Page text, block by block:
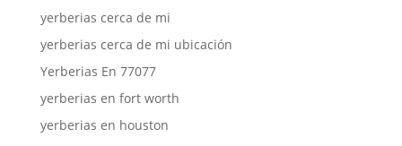
yerberias cerca de mi
yerberias cerca de mi ubicación
Yerberias En 77077
yerberias en fort worth
yerberias en houston